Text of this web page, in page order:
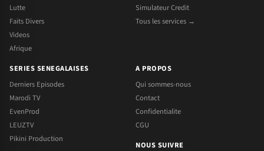
Lutte
Faits Divers
Videos
Afrique
Simulateur Credit
Tous les services →
SERIES SENEGALAISES
Derniers Episodes
Marodi TV
EvenProd
LEUZTV
Pikini Production
A PROPOS
Qui sommes-nous
Contact
Confidentialite
CGU
NOUS SUIVRE